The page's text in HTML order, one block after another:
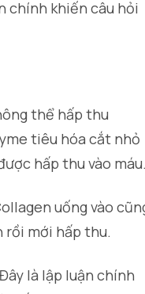
chính khiến câu hỏi
thể hấp thu
tiêu hóa cắt nhỏ
hấp thu vào
uống vào
rồi mới hấp thu.
là lập luận chính